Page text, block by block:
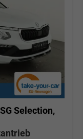
Selection,